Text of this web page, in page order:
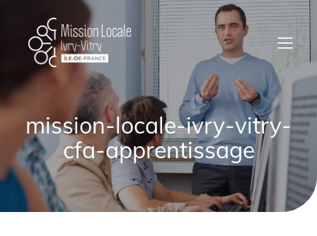
mission-locale-ivry-vitry-
cfa-apprentissage